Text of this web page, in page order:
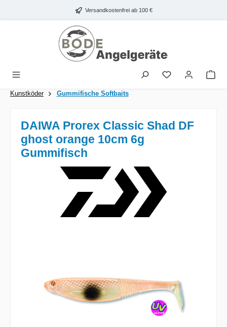
Zum Hauptinhalt springen Versandkostenfrei ab 100 €
Kunstköder Gummifische Softbaits
DAIWA Prorex Classic Shad DF
ghost orange 10cm 6g
Gummifisch